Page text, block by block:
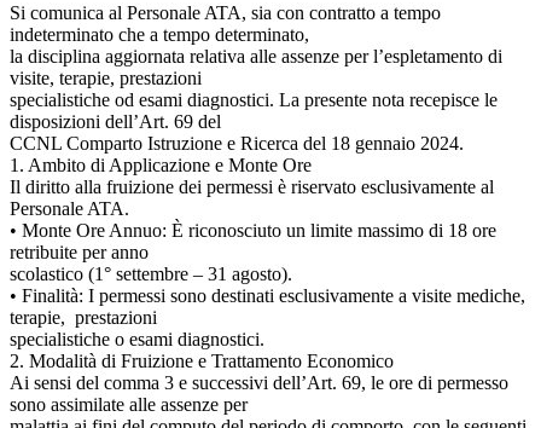
Si comunica al Personale ATA, sia con contratto a tempo
indeterminato che a tempo determinato,
la disciplina aggiornata relativa alle assenze per l’espletamento di
visite, terapie, prestazioni
specialistiche od esami diagnostici. La presente nota recepisce le
disposizioni dell’Art. 69 del
CCNL Comparto Istruzione e Ricerca del 18 gennaio 2024.
1. Ambito di Applicazione e Monte Ore
Il diritto alla fruizione dei permessi è riservato esclusivamente al
Personale ATA.
• Monte Ore Annuo: È riconosciuto un limite massimo di 18 ore
retribuite per anno
scolastico (1° settembre – 31 agosto).
• Finalità: I permessi sono destinati esclusivamente a visite mediche,
terapie, prestazioni
specialistiche o esami diagnostici.
2. Modalità di Fruizione e Trattamento Economico
Ai sensi del comma 3 e successivi dell’Art. 69, le ore di permesso
sono assimilate alle assenze per